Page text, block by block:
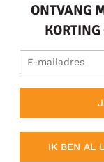
ONTVANG
KORTING
IK BEN AL